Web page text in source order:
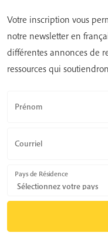
Votre inscription vous
notre newsletter en
différentes annonces de
ressources qui
Prénom
Courriel
Pays de Résidence